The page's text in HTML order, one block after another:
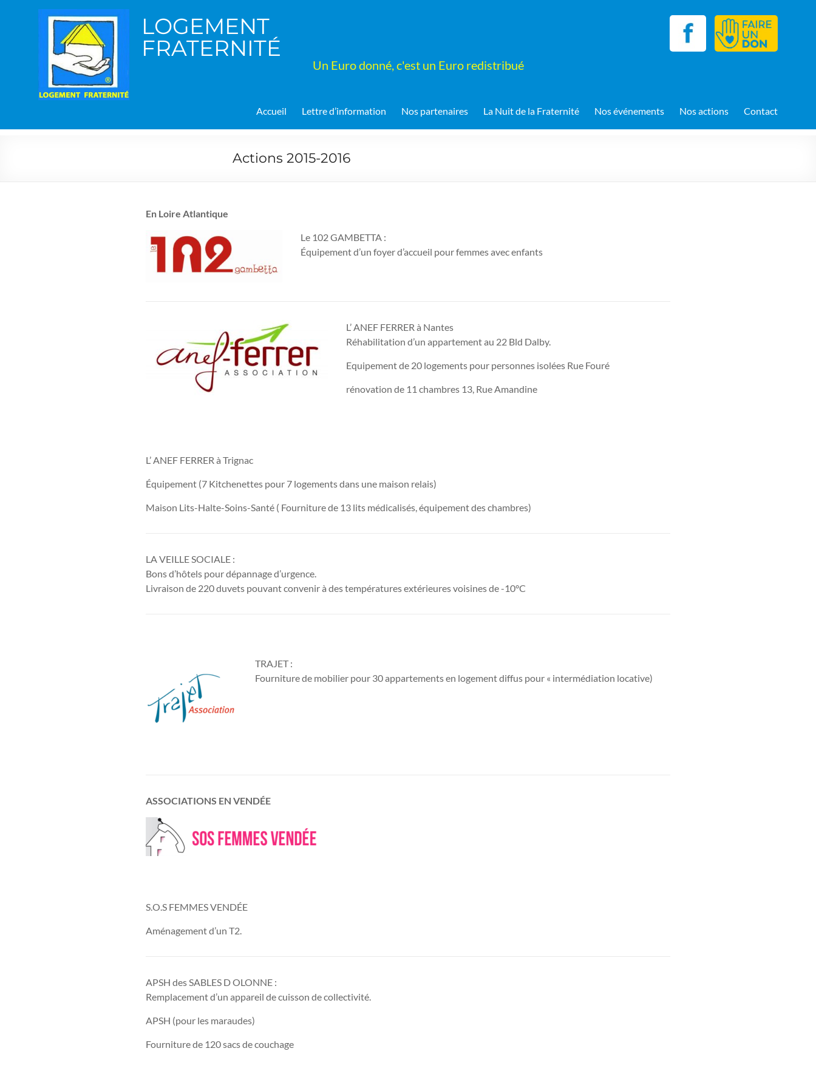
LOGEMENT
FRATERNITÉ
Un Euro donné, c'est un Euro redistribué
Accueil Lettre d’information Nos partenaires La Nuit de la Fraternité Nos événements Nos actions Contact
Actions 2015-2016
En Loire Atlantique
Le 102 GAMBETTA :
Équipement d’un foyer d’accueil pour femmes avec enfants
L’ ANEF FERRER à Nantes
Réhabilitation d’un appartement au 22 Bld Dalby.
Equipement de 20 logements pour personnes isolées Rue Fouré
rénovation de 11 chambres 13, Rue Amandine
L’ ANEF FERRER à Trignac
Équipement (7 Kitchenettes pour 7 logements dans une maison relais)
Maison Lits-Halte-Soins-Santé ( Fourniture de 13 lits médicalisés, équipement des chambres)
LA VEILLE SOCIALE :
Bons d’hôtels pour dépannage d’urgence.
Livraison de 220 duvets pouvant convenir à des températures extérieures voisines de -10°C
TRAJET :
Fourniture de mobilier pour 30 appartements en logement diffus pour « intermédiation locative)
ASSOCIATIONS EN VENDÉE
S.O.S FEMMES VENDÉE
Aménagement d’un T2.
APSH des SABLES D OLONNE :
Remplacement d’un appareil de cuisson de collectivité.
APSH (pour les maraudes)
Fourniture de 120 sacs de couchage